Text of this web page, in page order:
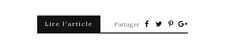
Lire l'article Partager